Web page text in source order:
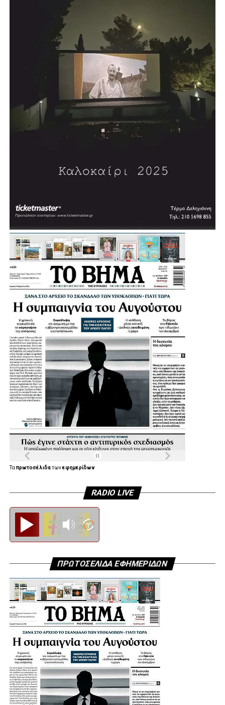
πρόκειται να κατασκευαστεί σε χώρο χαρακτηρισμένο για
αθλητικές εγκαταστάσεις.
Σύμφωνα με τον σχεδιασμό, η διαδικασία δημοπράτησης
αναμένεται να ξεκινήσει μέσα στη χρονιά, με τον δήμαρχο
πόλη θα διαθέτει ένα σύγχρονο κλειστό κολυμβητήριο.
«Θέλουμε πολύ να το υποστηρίξουμε αυτό και να
δώσουμε μία διέξοδο», σημείωσε, εξηγώντας ότι σήμερα
πολλοί κάτοικοι και παιδιά της Αγίας Βαρβάρας
αναγκάζονται να χρησιμοποιούν κολυμβητήρια γειτονικών
Δήμων.
Μια παρέμβαση που έρχεται να ενισχύσει ακόμη
περισσότερο τις αθλητικές υποδομές της Αγίας Βαρβάρας
και να δώσει νέες δυνατότητες άθλησης στα παιδιά, στους
συλλόγους και συνολικά στους κατοίκους της πόλης.
Η Συνέντευξη του Δημάρχου Αγίας Βαρβάρας:
.
Ταπρωτοσέλιδατωνεφημερίδων
RADIO LIVE
ΠΡΩΤΟΣΕΛΙΔΑ ΕΦΗΜΕΡΙΔΩΝ